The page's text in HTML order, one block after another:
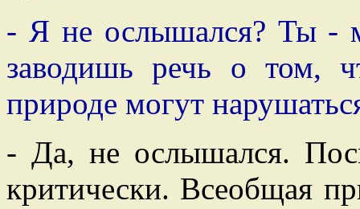
- Я не ослышался? Ты -
заводишь речь о том,
природе могут
- Да, не ослышался.
критически. Всеобщая